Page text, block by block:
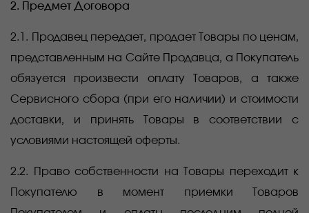
2. Предмет Договора
2.1. Продавец передает, продает Товары по ценам,
представленным на Сайте Продавца, а Покупатель
обязуется произвести оплату Товаров, а также
Сервисного сбора (при его наличии) и стоимости
доставки, и принять Товары в соответствии с
условиями настоящей оферты.
2.2. Право собственности на Товары переходит к
Покупателю в момент приемки Товаров